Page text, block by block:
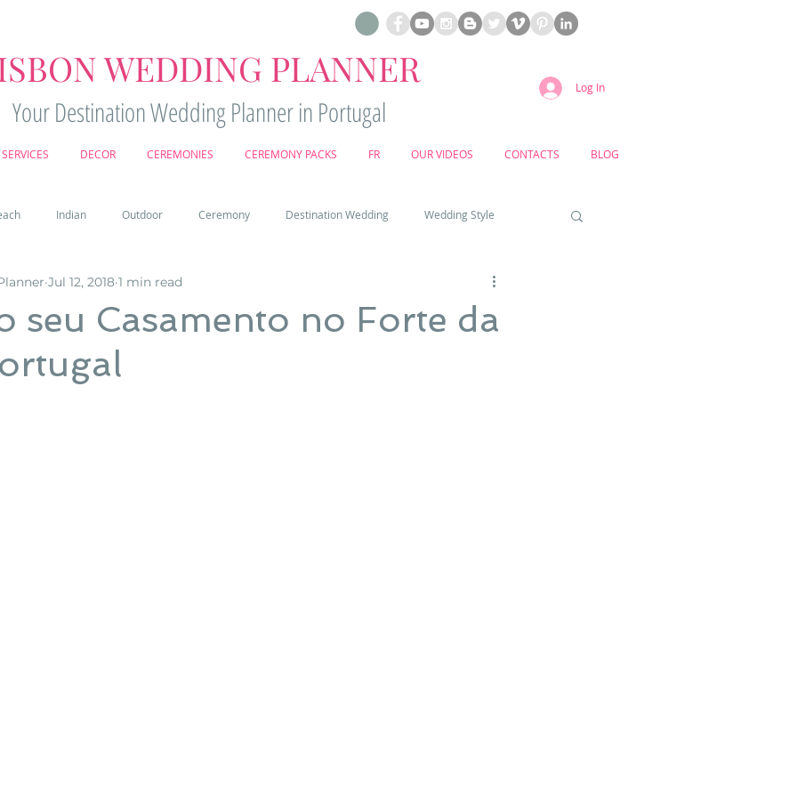
WEDDING PLANNER
Your Destination Wedding Planner in Portugal
Log In
SERVICES DECOR CEREMONIES CEREMONY PACKS FR OUR VIDEOS CONTACTS BLOG
Indian Outdoor Ceremony Destination Wedding Wedding Style
Castle Country Wedding Cake
Castle wedding in Portugal
seu Casamento no Forte da
Jul 12, 2018 1 min read